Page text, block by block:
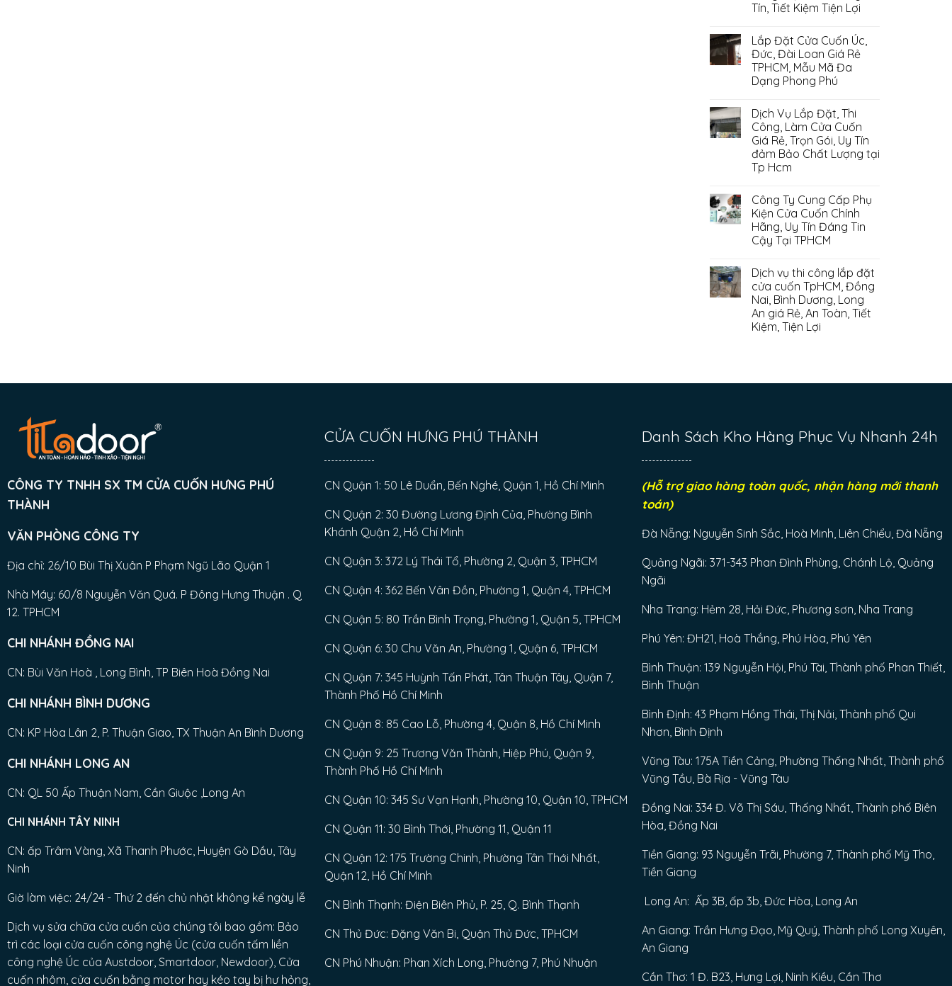
Tín, Tiết Kiệm Tiện Lợi
Lắp Đặt Cửa Cuốn Úc,
Đức, Đài Loan Giá Rẻ
TPHCM, Mẫu Mã Đa
Dạng Phong Phú
Dịch Vụ Lắp Đặt, Thi
Công, Làm Cửa Cuốn
Giá Rẻ, Trọn Gói, Uy Tín
đảm Bảo Chất Lượng tại
Tp Hcm
Công Ty Cung Cấp Phụ
Kiện Cửa Cuốn Chính
Hãng, Uy Tín Đáng Tin
Cậy Tại TPHCM
Dịch vụ thi công lắp đặt
cửa cuốn TpHCM, Đồng
Nai, Bình Dương, Long
An giá Rẻ, An Toàn, Tiết
Kiệm, Tiện Lợi
CÔNG TY TNHH SX TM CỬA CUỐN HƯNG PHÚ
THÀNH
VĂN PHÒNG CÔNG TY
Địa chỉ: 26/10 Bùi Thị Xuân P Phạm Ngũ Lão Quận 1
Nhà Máy: 60/8 Nguyễn Văn Quá. P Đông Hưng Thuận . Q
12. TPHCM
CHI NHÁNH ĐỒNG NAI
CN: Bùi Văn Hoà , Long Bình, TP Biên Hoà Đồng Nai
CHI NHÁNH BÌNH DƯƠNG
CN: KP Hòa Lân 2, P. Thuận Giao, TX Thuận An Bình Dương
CHI NHÁNH LONG AN
CN: QL 50 Ấp Thuận Nam, Cần Giuộc ,Long An
CHI NHÁNH TÂY NINH
CN: ấp Trâm Vàng, Xã Thanh Phước, Huyện Gò Dầu, Tây
Ninh
Giờ làm việc: 24/24 - Thứ 2 đến chủ nhật không kể ngày lễ
Dịch vụ sửa chữa cửa cuốn của chúng tôi bao gồm: Bảo
trì các loại cửa cuốn công nghệ Úc (cửa cuốn tấm liền
công nghệ Úc của Austdoor, Smartdoor, Newdoor), Cửa
cuốn nhôm, cửa cuốn bằng motor hay kéo tay bị hư hỏng,
CỬA CUỐN HƯNG PHÚ THÀNH
CN Quận 1: 50 Lê Duẩn, Bến Nghé, Quận 1, Hồ Chí Minh
CN Quận 2: 30 Đường Lương Định Của, Phường Bình
Khánh Quận 2, Hồ Chí Minh
CN Quận 3: 372 Lý Thái Tổ, Phường 2, Quận 3, TPHCM
CN Quận 4: 362 Bến Vân Đồn, Phường 1, Quận 4, TPHCM
CN Quận 5: 80 Trần Bình Trọng, Phường 1, Quận 5, TPHCM
CN Quận 6: 30 Chu Văn An, Phường 1, Quận 6, TPHCM
CN Quận 7: 345 Huỳnh Tấn Phát, Tân Thuận Tây, Quận 7,
Thành Phố Hồ Chí Minh
CN Quận 8: 85 Cao Lỗ, Phường 4, Quận 8, Hồ Chí Minh
CN Quận 9: 25 Trương Văn Thành, Hiệp Phú, Quận 9,
Thành Phố Hồ Chí Minh
CN Quận 10: 345 Sư Vạn Hạnh, Phường 10, Quận 10, TPHCM
CN Quận 11: 30 Bình Thới, Phường 11, Quận 11
CN Quận 12: 175 Trường Chinh, Phường Tân Thới Nhất,
Quận 12, Hồ Chí Minh
CN Bình Thạnh: Điện Biên Phủ, P. 25, Q. Bình Thạnh
CN Thủ Đức: Đặng Văn Bi, Quận Thủ Đức, TPHCM
CN Phú Nhuận: Phan Xích Long, Phường 7, Phú Nhuận
Danh Sách Kho Hàng Phục Vụ Nhanh 24h
(Hỗ trợ giao hàng toàn quốc, nhận hàng mới thanh
toán)
Đà Nẵng: Nguyễn Sinh Sắc, Hoà Minh, Liên Chiểu, Đà Nẵng
Quảng Ngãi: 371-343 Phan Đình Phùng, Chánh Lộ, Quảng
Ngãi
Nha Trang: Hẻm 28, Hải Đức, Phương sơn, Nha Trang
Phú Yên: ĐH21, Hoà Thắng, Phú Hòa, Phú Yên
Bình Thuận: 139 Nguyễn Hội, Phú Tài, Thành phố Phan Thiết,
Bình Thuận
Bình Định: 43 Phạm Hồng Thái, Thị Nải, Thành phố Qui
Nhơn, Bình Định
Vũng Tàu: 175A Tiền Cảng, Phường Thống Nhất, Thành phố
Vũng Tầu, Bà Rịa - Vũng Tàu
Đồng Nai: 334 Đ. Võ Thị Sáu, Thống Nhất, Thành phố Biên
Hòa, Đồng Nai
Tiền Giang: 93 Nguyễn Trãi, Phường 7, Thành phố Mỹ Tho,
Tiền Giang
Long An: Ấp 3B, ấp 3b, Đức Hòa, Long An
An Giang: Trần Hưng Đạo, Mỹ Quý, Thành phố Long Xuyên,
An Giang
Cần Thơ: 1 Đ. B23, Hưng Lợi, Ninh Kiều, Cần Thơ